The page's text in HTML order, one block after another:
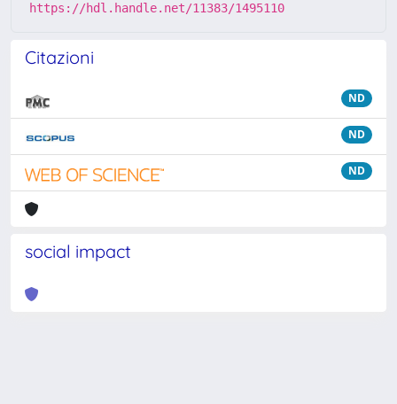
https://hdl.handle.net/11383/1495110
Citazioni
ND
ND
ND
social impact